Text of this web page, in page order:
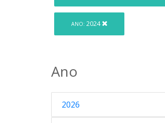
ANO: 2024
Ano
2026